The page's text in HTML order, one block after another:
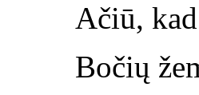
Ačiū,
Bočių